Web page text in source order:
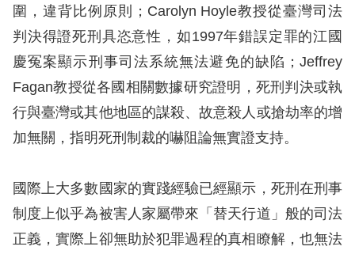
快
捷
鍵
請
選
語
言
圍，違背比例原則；Carolyn Hoyle教授從臺灣司法
判決得證死刑具恣意性，如1997年錯誤定罪的江國
慶冤案顯示刑事司法系統無法避免的缺陷；Jeffrey
Fagan教授從各國相關數據研究證明，死刑判決或執
行與臺灣或其他地區的謀殺、故意殺人或搶劫率的增
加無關，指明死刑制裁的嚇阻論無實證支持。
國際上大多數國家的實踐經驗已經顯示，死刑在刑事
制度上似乎為被害人家屬帶來「替天行道」般的司法
正義，實際上卻無助於犯罪過程的真相瞭解，也無法